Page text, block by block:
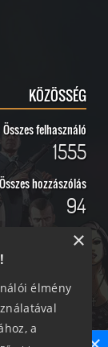
KÖZÖSSÉG
Összes felhasználó
1555
Összes hozzászólás
94
Kövess Minket!
élmény
a
×